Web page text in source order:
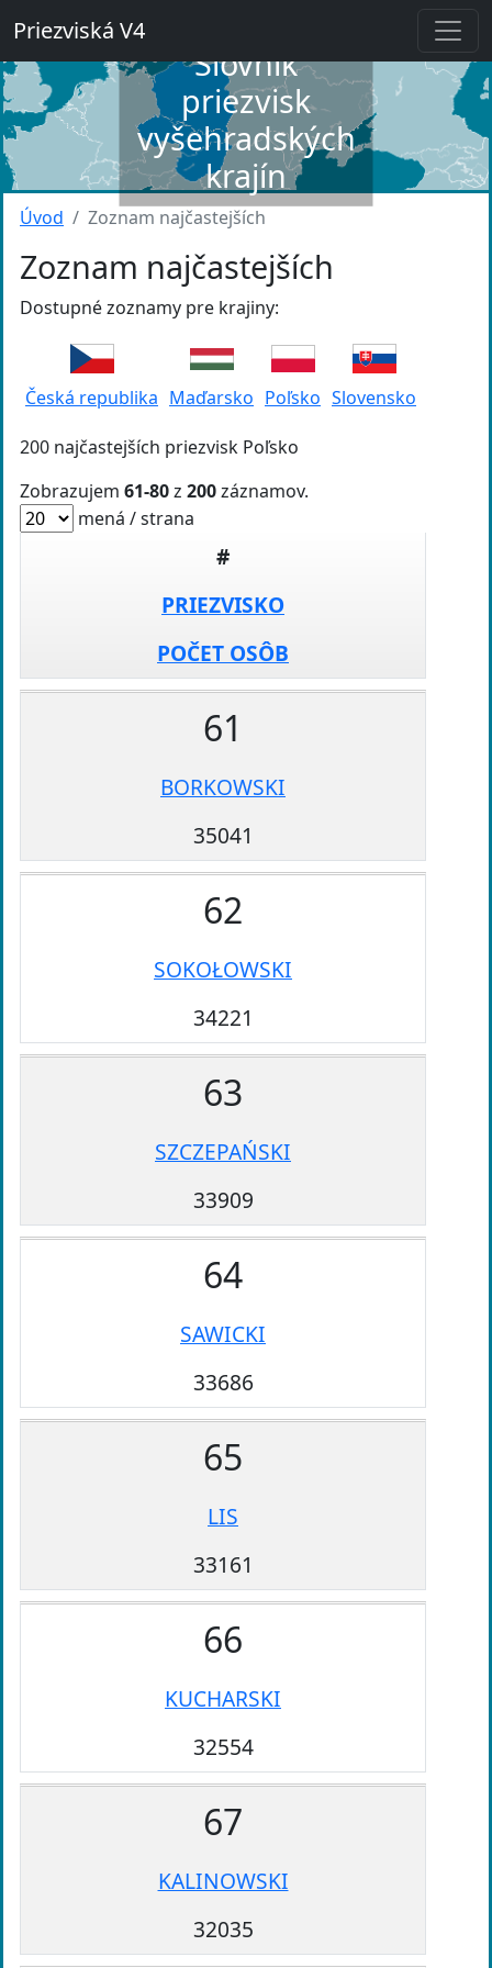
Priezviská V4
Slovník
priezvisk
vyšehradských
krajín
Úvod Zoznam najčastejších
Zoznam najčastejších
Dostupné zoznamy pre krajiny:
Česká republika Maďarsko Poľsko Slovensko
200 najčastejších priezvisk Poľsko
Zobrazujem 61-80z 200záznamov.
mená / strana
#
PRIEZVISKO
POČET OSÔB
61
BORKOWSKI
35041
62
SOKOŁOWSKI
34221
63
SZCZEPAŃSKI
33909
64
SAWICKI
33686
65
LIS
33161
66
KUCHARSKI
32554
67
KALINOWSKI
32035